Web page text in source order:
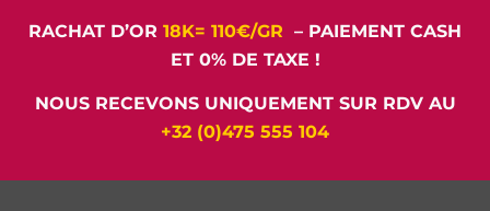
RACHAT D’OR 18K= 110€/GR – PAIEMENT CASH
ET 0% DE TAXE !
NOUS RECEVONS UNIQUEMENT SUR RDV AU
+32 (0)475 555 104